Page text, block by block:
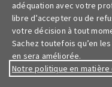
éléments suivants
les frais
les frais
les frais de
adéquation avec votre
libre d’accepter ou de
votre décision à tout
Sachez toutefois qu’en
en sera améliorée.
Notre politique en matière